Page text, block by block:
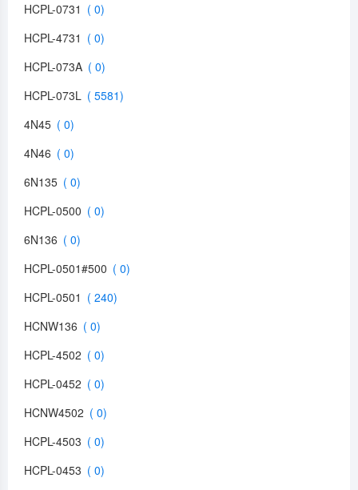
HCPL-0731
HCPL-4731
HCPL-073A
HCPL-073L
4N45
4N46
6N135
HCPL-0500
6N136
HCPL-0501#500
HCPL-0501
HCNW136
HCPL-4502
HCPL-0452
HCNW4502
HCPL-4503
HCPL-0453